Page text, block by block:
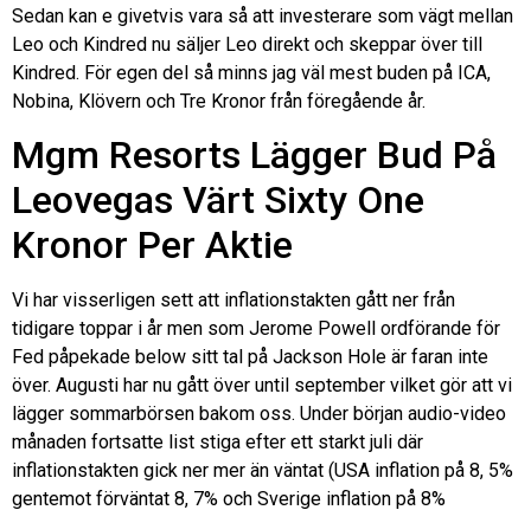
Sedan kan e givetvis vara så att investerare som vägt mellan
Leo och Kindred nu säljer Leo direkt och skeppar över till
Kindred. För egen del så minns jag väl mest buden på ICA,
Nobina, Klövern och Tre Kronor från föregående år.
Mgm Resorts Lägger Bud På
Leovegas Värt Sixty One
Kronor Per Aktie
Vi har visserligen sett att inflationstakten gått ner från
tidigare toppar i år men som Jerome Powell ordförande för
Fed påpekade below sitt tal på Jackson Hole är faran inte
över. Augusti har nu gått över until september vilket gör att vi
lägger sommarbörsen bakom oss. Under början audio-video
månaden fortsatte list stiga efter ett starkt juli där
inflationstakten gick ner mer än väntat (USA inflation på 8, 5%
gentemot förväntat 8, 7% och Sverige inflation på 8%